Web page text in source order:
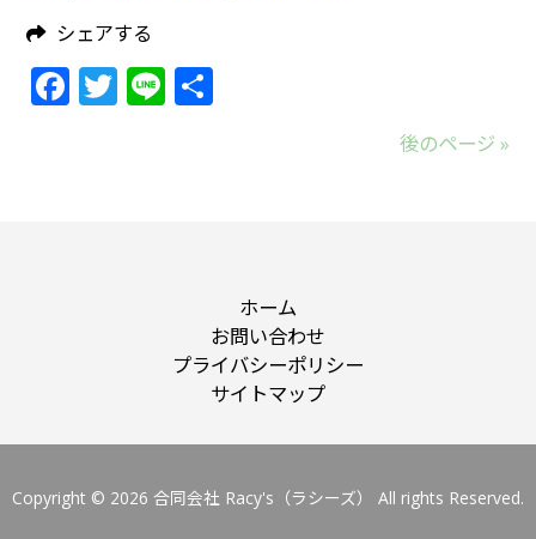
シェアする
Facebook
Twitter
Line
後のページ »
ホーム
お問い合わせ
プライバシーポリシー
サイトマップ
Copyright © 2026 合同会社 Racy's（ラシーズ） All rights Reserved.